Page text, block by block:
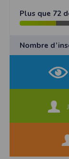
Plus que 72
Nombre